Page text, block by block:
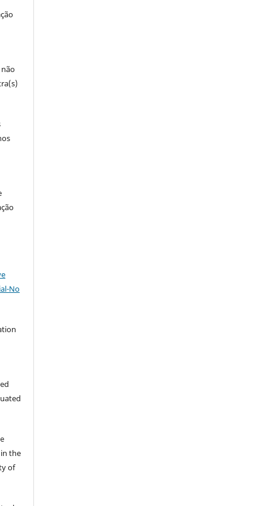
No
the
of